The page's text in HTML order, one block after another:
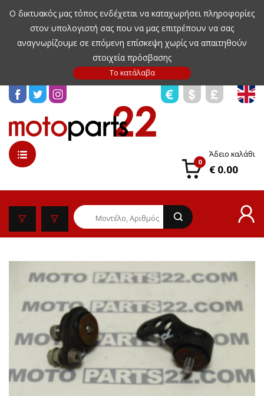
Ο δικτυακός μας τόπος ενδέχεται να καταχωρήσει πληροφορίες
στον υπολογιστή σας που να μας επιτρέπουν να σας
αναγνωρίζουμε σε επόμενη επίσκεψη χωρίς να απαιτηθούν
στοιχεία πρόσβασης
0
Άδειο καλάθι
€ 0.00